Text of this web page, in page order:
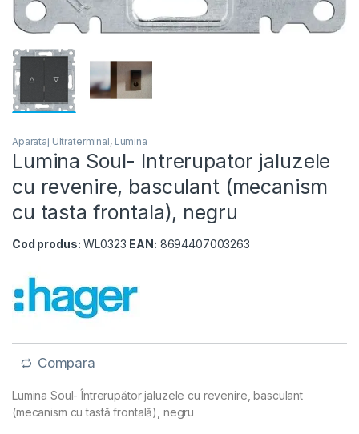
Aparataj Ultraterminal, Lumina
Lumina Soul- Intrerupator jaluzele
cu revenire, basculant (mecanism
cu tasta frontala), negru
Cod produs: WL0323 EAN: 8694407003263
Compara
Lumina Soul- Întrerupător jaluzele cu revenire, basculant
(mecanism cu tastă frontală), negru